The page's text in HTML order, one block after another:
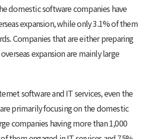
domestic software companies have
expansion, while only 3.1% of them
Companies that are either preparing
expansion are mainly large
software and IT services, even the
primarily focusing on the domestic
companies having more than 1,000